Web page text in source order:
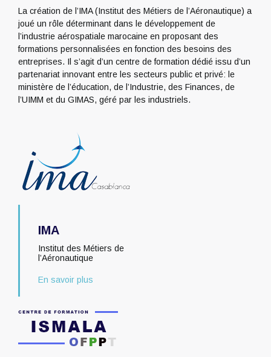
La création de l’IMA (Institut des Métiers de l’Aéronautique) a
joué un rôle déterminant dans le développement de
l’industrie aérospatiale marocaine en proposant des
formations personnalisées en fonction des besoins des
entreprises. Il s’agit d’un centre de formation dédié issu d’un
partenariat innovant entre les secteurs public et privé: le
ministère de l’éducation, de l’Industrie, des Finances, de
l’UIMM et du GIMAS, géré par les industriels.
IMA
Institut des Métiers de
l’Aéronautique
En savoir plus